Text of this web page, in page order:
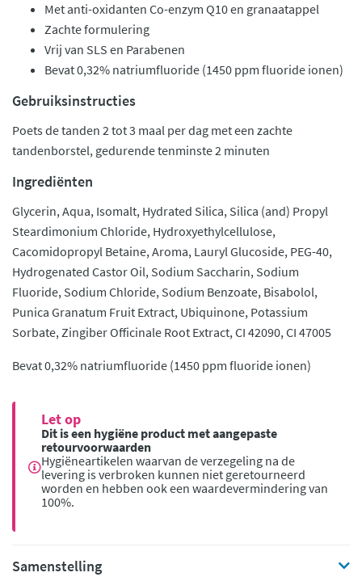
Met anti-oxidanten Co-enzym Q10 en granaatappel
Zachte formulering
Vrij van SLS en Parabenen
Bevat 0,32% natriumfluoride (1450 ppm fluoride ionen)
Gebruiksinstructies
Poets de tanden 2 tot 3 maal per dag met een zachte
tandenborstel, gedurende tenminste 2 minuten
Ingrediënten
Glycerin, Aqua, Isomalt, Hydrated Silica, Silica (and) Propyl
Steardimonium Chloride, Hydroxyethylcellulose,
Cacomidopropyl Betaine, Aroma, Lauryl Glucoside, PEG-40,
Hydrogenated Castor Oil, Sodium Saccharin, Sodium
Fluoride, Sodium Chloride, Sodium Benzoate, Bisabolol,
Punica Granatum Fruit Extract, Ubiquinone, Potassium
Sorbate, Zingiber Officinale Root Extract, CI 42090, CI 47005
Bevat 0,32% natriumfluoride (1450 ppm fluoride ionen)
Let op
Dit is een hygiëne product met aangepaste
retourvoorwaarden
Hygiëneartikelen waarvan de verzegeling na de
levering is verbroken kunnen niet geretourneerd
worden en hebben ook een waardevermindering van
100%.
Samenstelling